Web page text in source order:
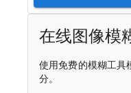
在线图像模
使用免费的模糊工具
分。